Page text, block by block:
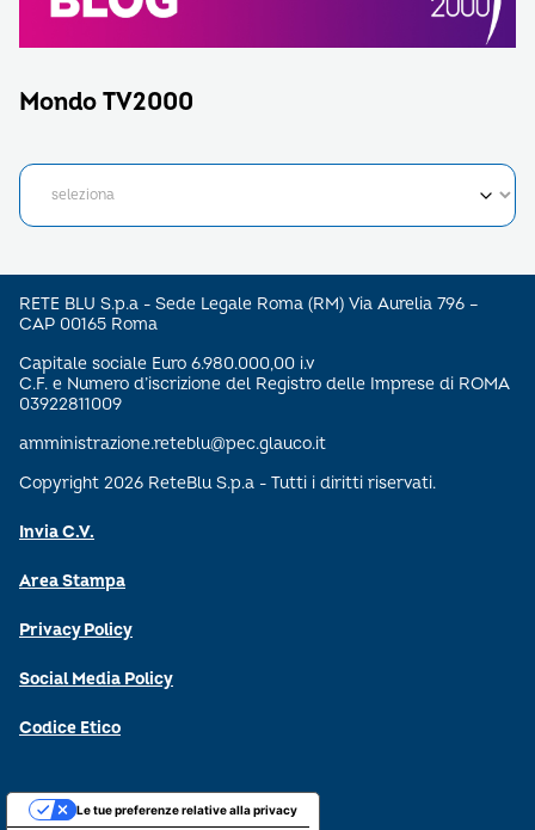
Mondo TV2000
RETE BLU S.p.a - Sede Legale Roma (RM) Via Aurelia 796 –
CAP 00165 Roma
Capitale sociale Euro 6.980.000,00 i.v
C.F. e Numero d’iscrizione del Registro delle Imprese di ROMA
03922811009
amministrazione.reteblu@pec.glauco.it
Copyright 2026 ReteBlu S.p.a - Tutti i diritti riservati.
Invia C.V.
Area Stampa
Privacy Policy
Social Media Policy
Codice Etico
Le tue preferenze relative alla privacy